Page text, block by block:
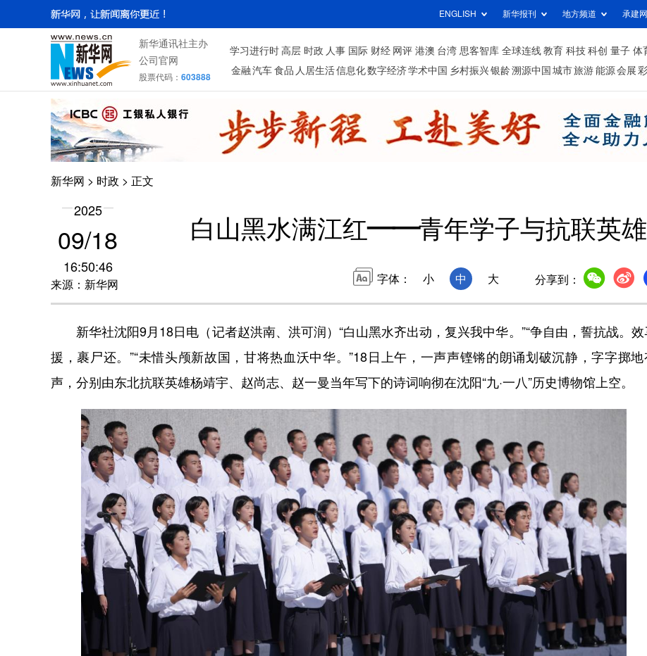
ENGLISH 新华报刊 地方频道 承建
新华通讯社主办
公司官网
股票代码： 603888
学习进行时 高层 时政 人事 国际 财经 网评 港澳 台湾 思客智库 全球连线 教育 科技 科创 量子 体
金融 汽车 食品 人居生活信息化数字经济学术中国 乡村振兴银龄溯源中国 城市旅游 能源 会展
新华网 > 时政 > 正文
2025
09/18
16:50:46
来源：新华网
白山黑水满江红——青年学子与抗联英雄
字体： 小 中 大 分享到：
新华社沈阳9月18日电（记者赵洪南、洪可润）“白山黑水齐出动，复兴我中华。”“争自由，誓抗战。效
援，裹尸还。”“未惜头颅新故国，甘将热血沃中华。”18日上午，一声声铿锵的朗诵划破沉静，字字掷地
声，分别由东北抗联英雄杨靖宇、赵尚志、赵一曼当年写下的诗词响彻在沈阳“九·一八”历史博物馆上空。